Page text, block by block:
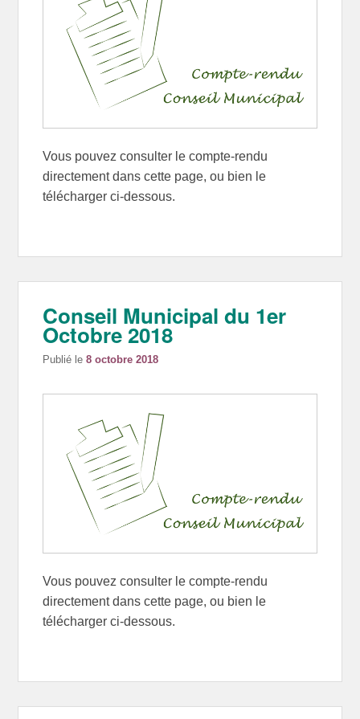
Vous pouvez consulter le compte-rendu
directement dans cette page, ou bien le
télécharger ci-dessous.
Conseil Municipal du 1er
Octobre 2018
Publié le8 octobre 2018
Vous pouvez consulter le compte-rendu
directement dans cette page, ou bien le
télécharger ci-dessous.